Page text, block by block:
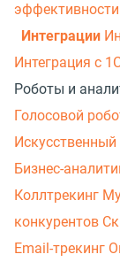
Интеграции
Интеграция с
Роботы и
Голосовой
Искусственный
Бизнес-
Коллтрекинг
конкурентов
Email-трекинг